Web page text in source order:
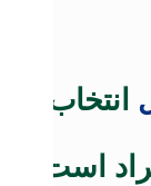
انتخاب
است؟